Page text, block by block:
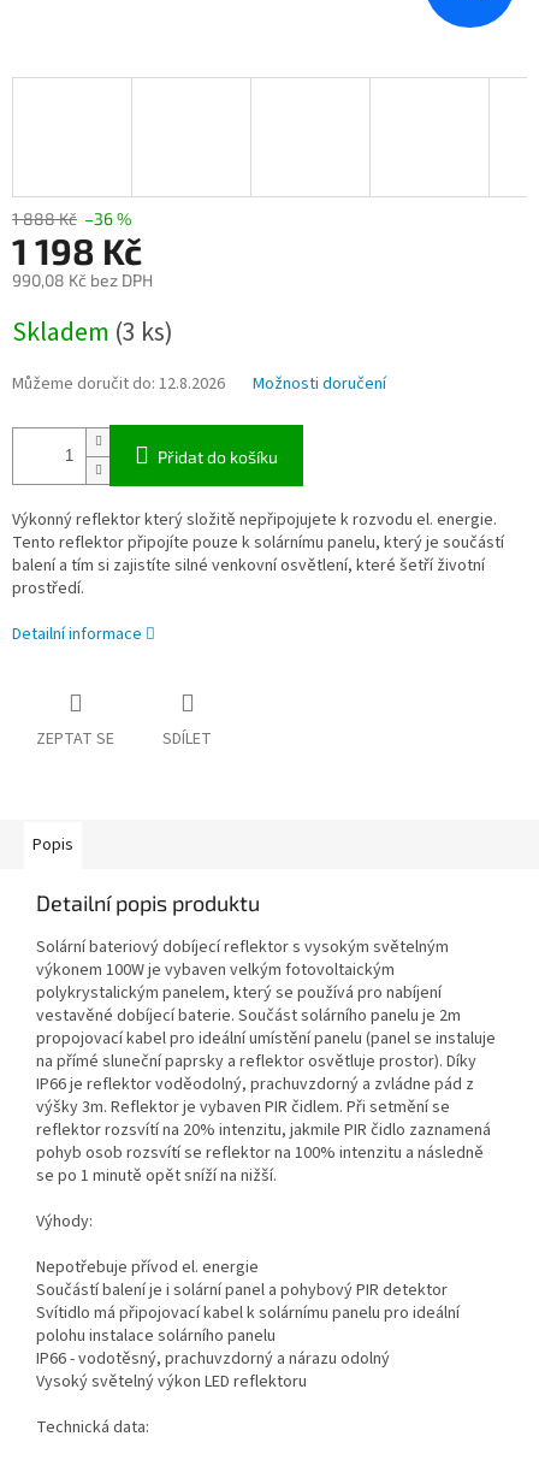
1 888 Kč –36 %
1 198 Kč
990,08 Kč bez DPH
cena:
Skladem (3 ks)
Můžeme doručit do: 12.8.2026 Možnosti doručení
Přidat do košíku
Výkonný reflektor který složitě nepřipojujete k rozvodu el. energie.
Tento reflektor připojíte pouze k solárnímu panelu, který je součástí
balení a tím si zajistíte silné venkovní osvětlení, které šetří životní
prostředí.
Detailní informace
ZEPTAT SE SDÍLET
Popis
Detailní popis produktu
Solární bateriový dobíjecí reflektor s vysokým světelným
výkonem 100W je vybaven velkým fotovoltaickým
polykrystalickým panelem, který se používá pro nabíjení
vestavěné dobíjecí baterie. Součást solárního panelu je 2m
propojovací kabel pro ideální umístění panelu (panel se instaluje
na přímé sluneční paprsky a reflektor osvětluje prostor). Díky
IP66 je reflektor voděodolný, prachuvzdorný a zvládne pád z
výšky 3m. Reflektor je vybaven PIR čidlem. Při setmění se
reflektor rozsvítí na 20% intenzitu, jakmile PIR čidlo zaznamená
pohyb osob rozsvítí se reflektor na 100% intenzitu a následně
se po 1 minutě opět sníží na nižší.
Výhody:
Nepotřebuje přívod el. energie
Součástí balení je i solární panel a pohybový PIR detektor
Svítidlo má připojovací kabel k solárnímu panelu pro ideální
polohu instalace solárního panelu
IP66 - vodotěsný, prachuvzdorný a nárazu odolný
Vysoký světelný výkon LED reflektoru
Technická data: